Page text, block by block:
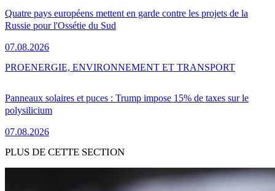
Quatre pays européens mettent en garde contre les projets de la
Russie pour l'Ossétie du Sud
07.08.2026
Panneaux solaires et puces : Trump impose 15% de taxes sur le
polysilicium
07.08.2026
PROENERGIE, ENVIRONNEMENT ET TRANSPORT
PLUS DE CETTE SECTION